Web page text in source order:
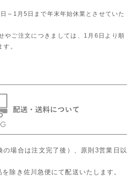
～1月5日まで年末年始休業とさせていた
やご注文につきましては、1月6日より順
。
の場合は注文完了後）、原則3営業日以
除き佐川急便にて配送いたします。